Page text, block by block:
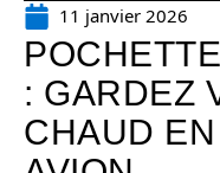
11 janvier 2026
: GARDEZ
CHAUD